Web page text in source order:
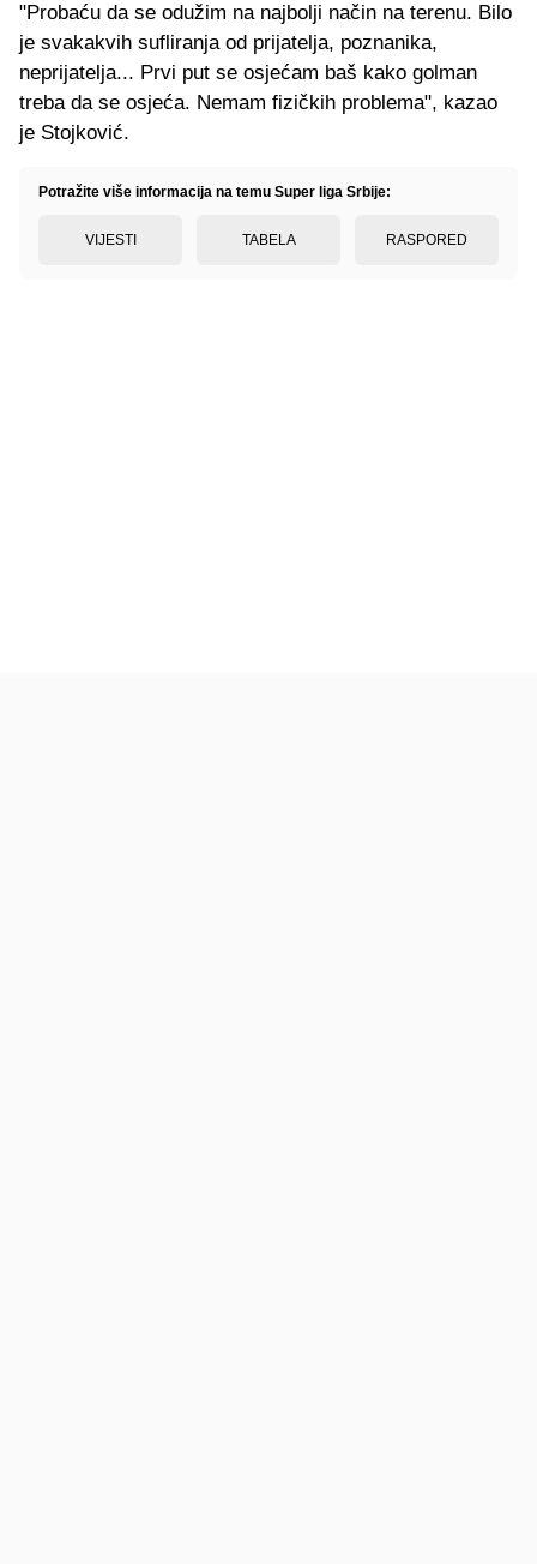
"Probaću da se odužim na najbolji način na terenu. Bilo
je svakakvih sufliranja od prijatelja, poznanika,
neprijatelja... Prvi put se osjećam baš kako golman
treba da se osjeća. Nemam fizičkih problema", kazao
je Stojković.
Potražite više informacija na temu Super liga Srbije:
VIJESTI TABELA RASPORED